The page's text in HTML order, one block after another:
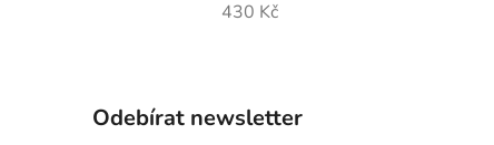
430 Kč
Odebírat newsletter